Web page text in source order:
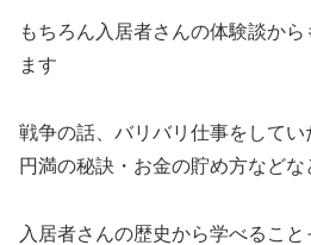
もちろん入居者さんの体験談か
ます
戦争の話、バリバリ仕事をして
円満の秘訣・お金の貯め方などな
入居者さんの歴史から学べるこ